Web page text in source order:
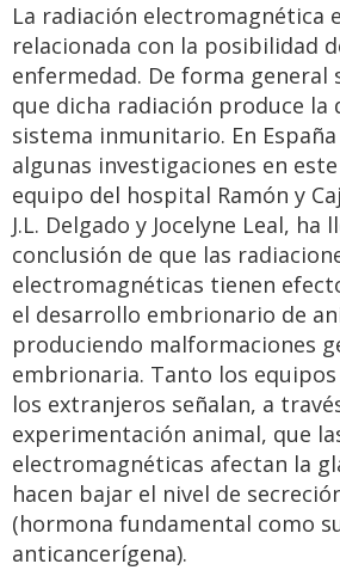
La radiación electromagnética
relacionada con la posibilidad
enfermedad. De forma general
que dicha radiación produce la
sistema inmunitario. En
algunas investigaciones en
equipo del hospital Ramón y
J.L. Delgado y Jocelyne Leal, ha
conclusión de que las
electromagnéticas tienen
el desarrollo embrionario de
produciendo malformaciones
embrionaria. Tanto los
los extranjeros señalan, a
experimentación animal, que
electromagnéticas afectan la
hacen bajar el nivel de
(hormona fundamental como
anticancerígena).